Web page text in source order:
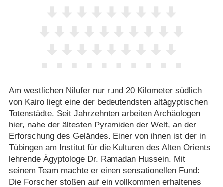
Am westlichen Nilufer nur rund 20 Kilometer südlich
von Kairo liegt eine der bedeutendsten altägyptischen
Totenstädte. Seit Jahrzehnten arbeiten Archäologen
hier, nahe der ältesten Pyramiden der Welt, an der
Erforschung des Geländes. Einer von ihnen ist der in
Tübingen am Institut für die Kulturen des Alten Orients
lehrende Ägyptologe Dr. Ramadan Hussein. Mit
seinem Team machte er einen sensationellen Fund:
Die Forscher stoßen auf ein vollkommen erhaltenes